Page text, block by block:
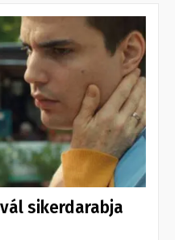
sikerdarabja